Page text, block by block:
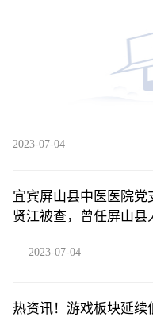
2023-07-04
宜宾屏山县中医医院党
贤江被查，曾任屏山县
2023-07-04
热资讯！游戏板块延